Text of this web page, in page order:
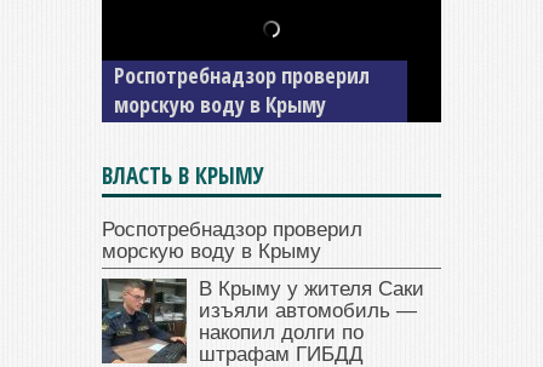
В Крыму у жителя Саки
изъяли автомобиль —
накопил долги по штрафам
ГИБДД
ВЛАСТЬ В КРЫМУ
Роспотребнадзор проверил
морскую воду в Крыму
В Крыму у жителя Саки
изъяли автомобиль —
накопил долги по
штрафам ГИБДД